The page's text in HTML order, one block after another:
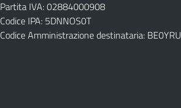
Partita IVA: 02884000908
Codice IPA: 5DNNOS0T
Codice Amministrazione destinataria: BE0YRU